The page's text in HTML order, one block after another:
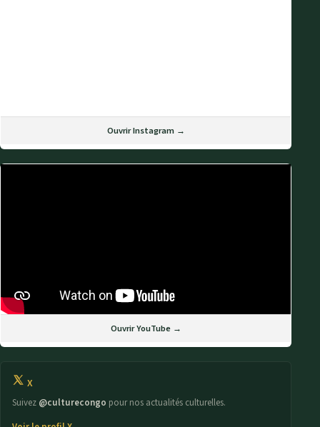
Ouvrir Instagram →
Ouvrir YouTube →
X
Suivez @culturecongo pour nos actualités culturelles.